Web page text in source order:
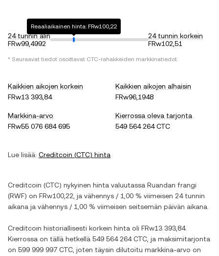
24 tunnin alin
FRw99,4992
Reaaliaikainen hinta: FRw100,22
24 tunnin korkein
FRw102,51
* Seuraavat tiedot osoittavat CTC-rahakkeiden markkinatiedot.
Kaikkien aikojen korkein
FRw13 393,84
Kaikkien aikojen alhaisin
FRw96,1948
Markkina-arvo
FRw55 076 684 695
Kierrossa oleva tarjonta
549 564 264 CTC
Lue lisää: Creditcoin (CTC) hinta
Creditcoin (CTC) nykyinen hinta valuutassa Ruandan frangi
(RWF) on FRw100,22 , ja vähennys / 1,00 % viimeisen 24 tunnin
aikana ja vähennys / 1,00 % viimeisen seitsemän päivän aikana.
Creditcoin historiallisesti korkein hinta oli FRw13 393,84.
Kierrossa on tällä hetkellä 549 564 264 CTC , ja maksimitarjonta
on 599 999 997 CTC , joten täysin dilutoitu markkina-arvo on